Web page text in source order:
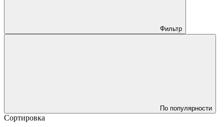
Фильтр
По популярности
Сортировка